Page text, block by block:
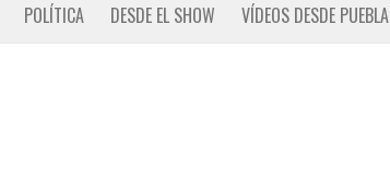
POLÍTICA DESDE EL SHOW VÍDEOS DESDE PUEBLA